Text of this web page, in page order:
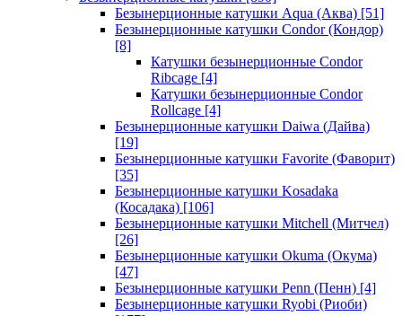
Безынерционные катушки Aqua (Аква) [51]
Безынерционные катушки Condor (Кондор)
[8]
Катушки безынерционные Condor
Ribcage [4]
Катушки безынерционные Condor
Rollcage [4]
Безынерционные катушки Daiwa (Дайва)
[19]
Безынерционные катушки Favorite (Фаворит)
[35]
Безынерционные катушки Kosadaka
(Косадака) [106]
Безынерционные катушки Mitchell (Митчел)
[26]
Безынерционные катушки Okuma (Окума)
[47]
Безынерционные катушки Penn (Пенн) [4]
Безынерционные катушки Ryobi (Риоби)